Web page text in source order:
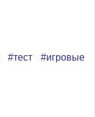
#тест
#игровые